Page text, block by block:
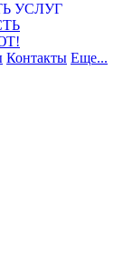
УСЛУГ
Контакты Еще...